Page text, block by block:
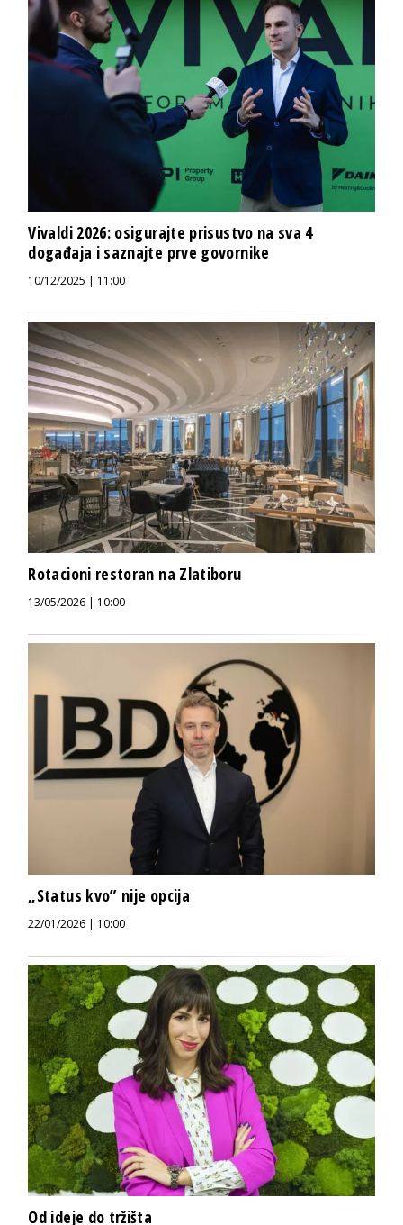
Vivaldi 2026: osigurajte prisustvo na sva 4
događaja i saznajte prve govornike
10/12/2025 | 11:00
Rotacioni restoran na Zlatiboru
13/05/2026 | 10:00
„Status kvo” nije opcija
22/01/2026 | 10:00
Od ideje do tržišta